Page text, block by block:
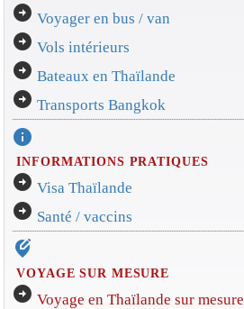
arrow_circle_right Voyager en bus / van
arrow_circle_right Vols intérieurs
arrow_circle_right Bateaux en Thaïlande
arrow_circle_right Transports Bangkok
info
INFORMATIONS PRATIQUES
arrow_circle_right Visa Thaïlande
arrow_circle_right Santé / vaccins
edit_location_alt
VOYAGE SUR MESURE
arrow_circle_right Voyage en Thaïlande sur mesure